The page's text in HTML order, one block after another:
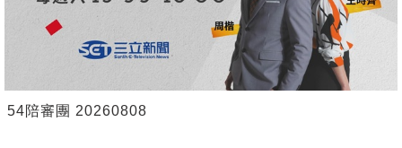
54陪審團 20260808